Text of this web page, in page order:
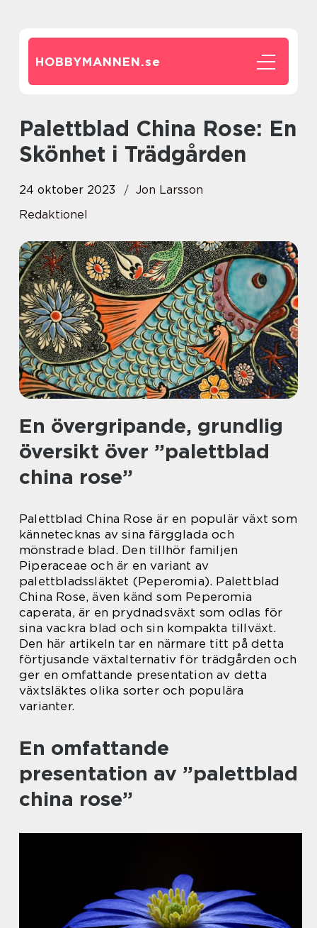
HOBBYMANNEN.se
Palettblad China Rose: En
Skönhet i Trädgården
24 oktober 2023
Jon Larsson
Redaktionel
En övergripande, grundlig
översikt över ”palettblad
china rose”
Palettblad China Rose är en populär växt som
kännetecknas av sina färgglada och
mönstrade blad. Den tillhör familjen
Piperaceae och är en variant av
palettbladssläktet (Peperomia). Palettblad
China Rose, även känd som Peperomia
caperata, är en prydnadsväxt som odlas för
sina vackra blad och sin kompakta tillväxt.
Den här artikeln tar en närmare titt på detta
förtjusande växtalternativ för trädgården och
ger en omfattande presentation av detta
växtsläktes olika sorter och populära
varianter.
En omfattande
presentation av ”palettblad
china rose”